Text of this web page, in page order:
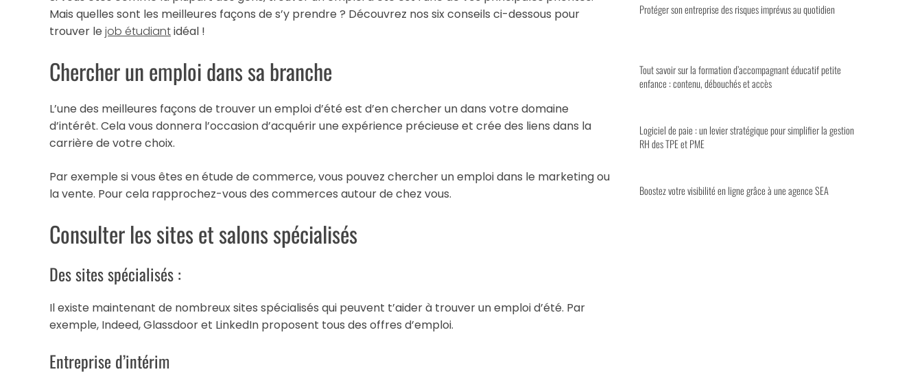
Mais quelles sont les meilleures façons de s’y prendre ? Découvrez nos six conseils ci-dessous pour
trouver le job étudiantidéal !
Chercher un emploi dans sa branche
L’une des meilleures façons de trouver un emploi d’été est d’en chercher un dans votre domaine
d’intérêt. Cela vous donnera l’occasion d’acquérir une expérience précieuse et crée des liens dans la
carrière de votre choix.
Par exemple si vous êtes en étude de commerce, vous pouvez chercher un emploi dans le marketing ou
la vente. Pour cela rapprochez-vous des commerces autour de chez vous.
Consulter les sites et salons spécialisés
Des sites spécialisés :
Il existe maintenant de nombreux sites spécialisés qui peuvent t’aider à trouver un emploi d’été. Par
exemple, Indeed, Glassdoor et LinkedIn proposent tous des offres d’emploi.
Entreprise d’intérim
Protéger son entreprise des risques imprévus au quotidien
Tout savoir sur la formation d’accompagnant éducatif petite
enfance : contenu, débouchés et accès
Logiciel de paie : un levier stratégique pour simplifier la gestion
RH des TPE et PME
Boostez votre visibilité en ligne grâce à une agence SEA